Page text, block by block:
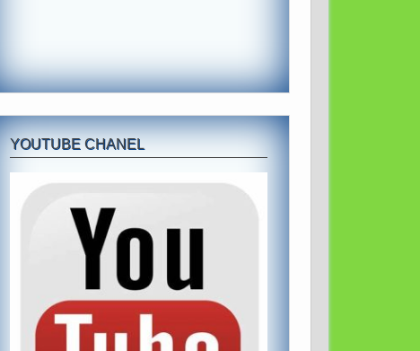
YOUTUBE CHANEL